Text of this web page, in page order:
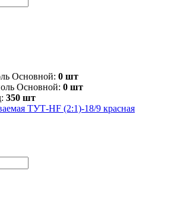
Основной: 0 шт
Основной: 0 шт
350 шт
ТУТ-HF (2:1)-18/9 красная